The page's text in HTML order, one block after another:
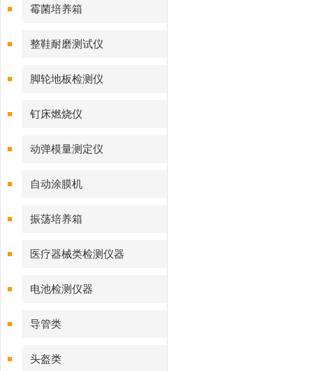
霉菌培养箱
整鞋耐磨测试仪
脚轮地板检测仪
钉床燃烧仪
动弹模量测定仪
自动涂膜机
振荡培养箱
医疗器械类检测仪器
电池检测仪器
导管类
头盔类